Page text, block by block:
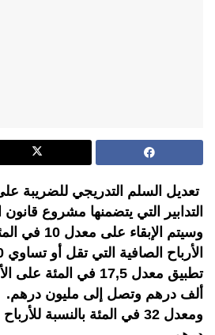
تعديل السلم التدريجي للضريبة
وسيتم
ألف درهم وتصل إلى مليون درهم.
ومعدل 32 في المئة بالنسبة